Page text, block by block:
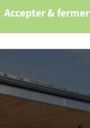
Accepter & fermer